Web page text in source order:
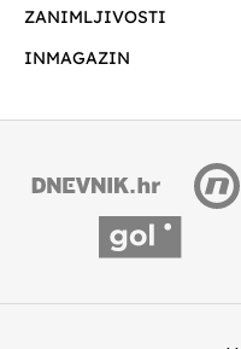
ZANIMLJIVOSTI
INMAGAZIN